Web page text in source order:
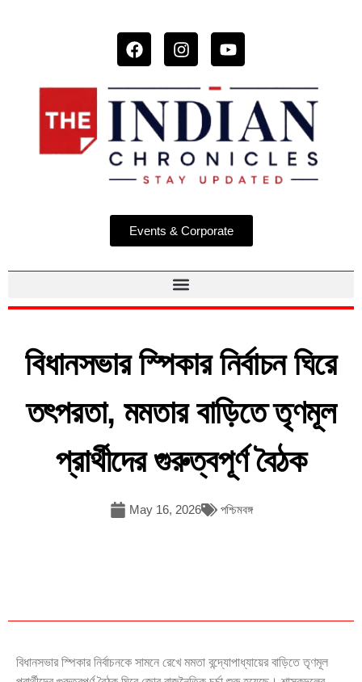
Events & Corporate
বিধানসভার স্পিকার নির্বাচন ঘিরে
তৎপরতা, মমতার বাড়িতে তৃণমূল
প্রার্থীদের গুরুত্বপূর্ণ বৈঠক
May 16, 2026 পশ্চিমবঙ্গ
বিধানসভার স্পিকার নির্বাচনকে সামনে রেখে মমতা বন্দ্যোপাধ্যায়ের বাড়িতে তৃণমূল